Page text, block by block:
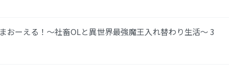
まおーえる！～社畜OLと異世界最強魔王入れ替わり生活～ 3